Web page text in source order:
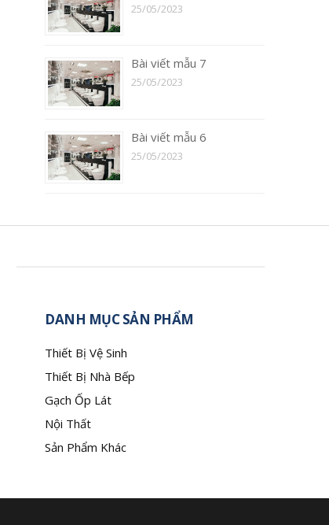
25/05/2023
Bài viết mẫu 7
25/05/2023
Bài viết mẫu 6
25/05/2023
DANH MỤC SẢN PHẨM
Thiết Bị Vệ Sinh
Thiết Bị Nhà Bếp
Gạch Ốp Lát
Nội Thất
Sản Phẩm Khác